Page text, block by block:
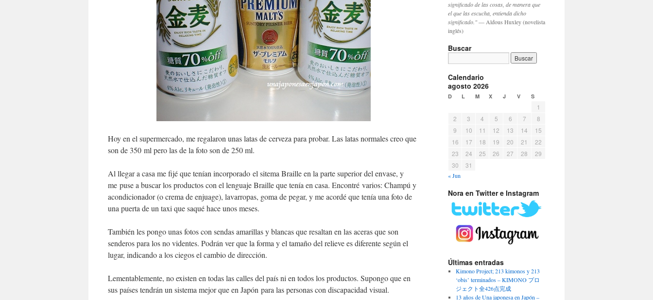
Hoy en el supermercado, me regalaron unas latas de cerveza para probar. Las latas normales creo que
son de 350 ml pero las de la foto son de 250 ml.
Al llegar a casa me fijé que tenían incorporado el sitema Braille en la parte superior del envase, y
me puse a buscar los productos con el lenguaje Braille que tenía en casa. Encontré varios: Champú y
acondicionador (o crema de enjuage), lavarropas, goma de pegar, y me acordé que tenía una foto de
una puerta de un taxi que saqué hace unos meses.
También les pongo unas fotos con sendas amarillas y blancas que resaltan en las aceras que son
senderos para los no videntes. Podrán ver que la forma y el tamaño del relieve es diferente según el
lugar, indicando a los ciegos el cambio de dirección.
Lementablemente, no existen en todas las calles del país ni en todos los productos. Supongo que en
sus países tendrán un sistema mejor que en Japón para las personas con discapacidad visual.
significado de las cosas, de manera que
el que las escucha, entienda dicho
significado."— Aldous Huxley (novelista
inglés)
Buscar
Calendario
agosto 2026
D L M X J V S
1
2
3 4 5 6 7
8
9
10 11 12 13 14
15
16
17 18 19 20 21
22
23
24 25 26 27 28
29
30
31
« Jun
Nora en Twitter e Instagram
Últimas entradas
Kimono Project; 213 kimonos y 213
‘obis’ terminados – KIMONO プロ
ジェクト全426点完成
13 años de Una japonesa en Japón –